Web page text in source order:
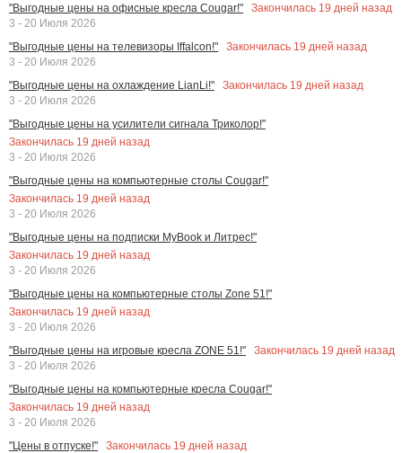
"Выгодные цены на офисные кресла Cougar!" Закончилась 19 дней назад
3 - 20 Июля 2026
"Выгодные цены на телевизоры Iffalcon!"
Закончилась 19 дней назад
3 - 20 Июля 2026
"Выгодные цены на охлаждение LianLi!"
Закончилась 19 дней назад
3 - 20 Июля 2026
"Выгодные цены на усилители сигнала Триколор!"
Закончилась 19 дней назад
3 - 20 Июля 2026
"Выгодные цены на компьютерные столы Cougar!"
Закончилась 19 дней назад
3 - 20 Июля 2026
"Выгодные цены на подписки MyBook и Литрес!"
Закончилась 19 дней назад
3 - 20 Июля 2026
"Выгодные цены на компьютерные столы Zone 51!"
Закончилась 19 дней назад
3 - 20 Июля 2026
"Выгодные цены на игровые кресла ZONE 51!"
Закончилась 19 дней назад
3 - 20 Июля 2026
"Выгодные цены на компьютерные кресла Cougar!"
Закончилась 19 дней назад
3 - 20 Июля 2026
"Цены в отпуске!"
Закончилась 19 дней назад